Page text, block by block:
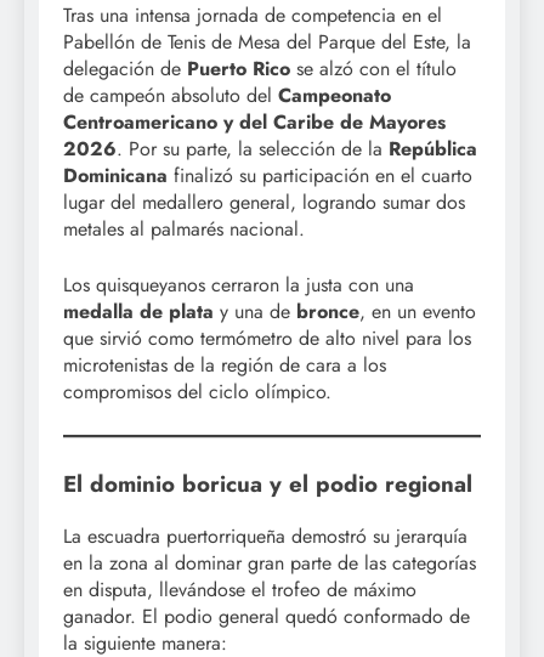
Tras una intensa jornada de competencia en el
Pabellón de Tenis de Mesa del Parque del Este, la
delegación de Puerto Rico se alzó con el título
de campeón absoluto del Campeonato
Centroamericano y del Caribe de Mayores
2026. Por su parte, la selección de la República
Dominicana finalizó su participación en el cuarto
lugar del medallero general, logrando sumar dos
metales al palmarés nacional.
Los quisqueyanos cerraron la justa con una
medalla de plata y una de bronce, en un evento
que sirvió como termómetro de alto nivel para los
microtenistas de la región de cara a los
compromisos del ciclo olímpico.
El dominio boricua y el podio regional
La escuadra puertorriqueña demostró su jerarquía
en la zona al dominar gran parte de las categorías
en disputa, llevándose el trofeo de máximo
ganador. El podio general quedó conformado de
la siguiente manera: